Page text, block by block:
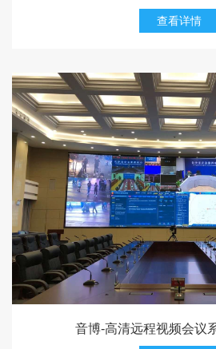
查看详情
音博-高清远程视频会议